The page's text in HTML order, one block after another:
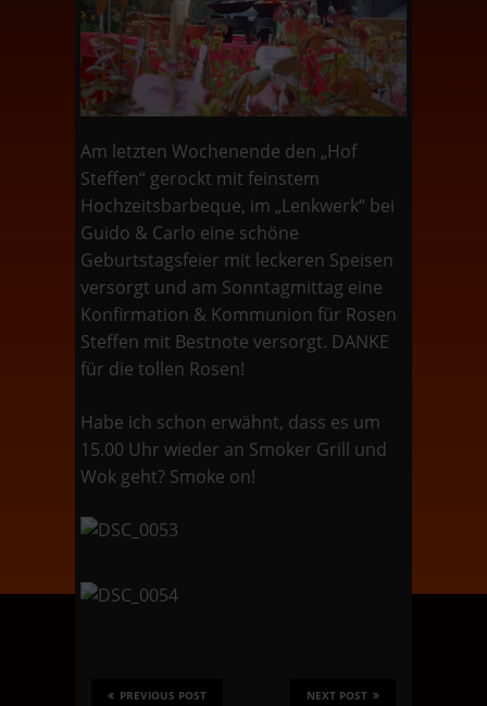
Am letzten Wochenende den „Hof
Steffen“ gerockt mit feinstem
Hochzeitsbarbeque, im „Lenkwerk“ bei
Guido & Carlo eine schöne
Geburtstagsfeier mit leckeren Speisen
versorgt und am Sonntagmittag eine
Konfirmation & Kommunion für Rosen
Steffen mit Bestnote versorgt. DANKE
für die tollen Rosen!
Habe ich schon erwähnt, dass es um
15.00 Uhr wieder an Smoker Grill und
Wok geht? Smoke on!
NEXT POST
PREVIOUS POST